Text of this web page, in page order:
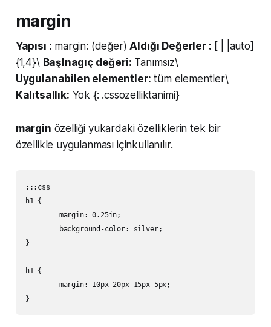
margin
Yapısı : margin: (değer)Aldığı Değerler : [ | |auto]
{1,4}\ Başlnagıç değeri: Tanımsız\
Uygulanabilen elementler: tüm elementler\
Kalıtsallık: Yok {: .cssozelliktanimi}
margin özelliği yukardaki özelliklerin tek bir
özellikle uygulanması içinkullanılır.
:::css
h1 {
}
h1 {